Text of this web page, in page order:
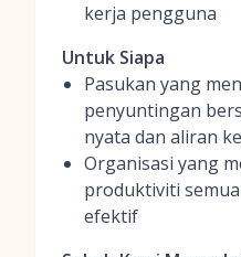
kerja pengguna
Untuk Siapa
Pasukan yang
penyuntingan
nyata dan aliran
Organisasi yang
produktiviti
efektif